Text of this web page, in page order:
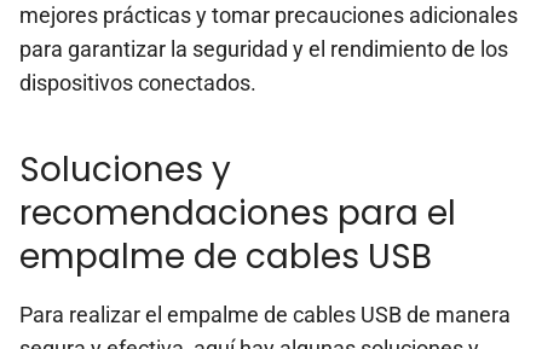
mejores prácticas y tomar precauciones adicionales
para garantizar la seguridad y el rendimiento de los
dispositivos conectados.
Soluciones y
recomendaciones para el
empalme de cables USB
Para realizar el empalme de cables USB de manera